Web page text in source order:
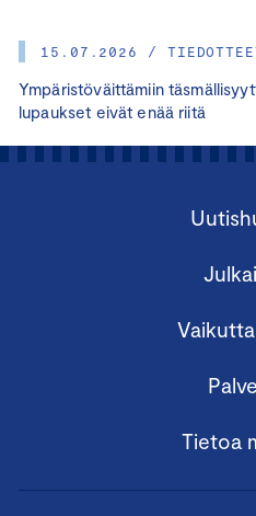
15.07.2026 /
Ympäristöväittämiin
lupaukset eivät enää riitä
Tietoa